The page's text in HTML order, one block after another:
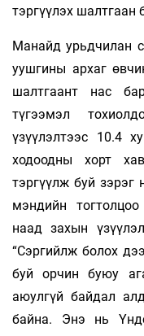
тэргүүлэх шалтгаан
Манайд урьдчилан
уушгины архаг
шалтгаант нас
түгээмэл
үзүүлэлтээс 10.4
ходоодны хорт
тэргүүлж буй
мэндийн
наад захын
“Сэргийлж болох
буй орчин буюу
аюулгүй байдал
байна. Энэ нь